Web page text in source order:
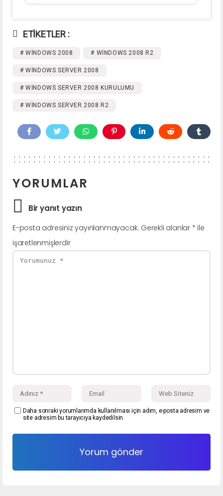
ETİKETLER :
# WINDOWS 2008 # WINDOWS 2008 R2
# WINDOWS SERVER 2008
# WINDOWS SERVER 2008 KURULUMU
# WINDOWS SERVER 2008 R2
YORUMLAR
Bir yanıt yazın
E-posta adresiniz yayınlanmayacak. Gerekli alanlar * ile
işaretlenmişlerdir
Daha sonraki yorumlarımda kullanılması için adım, e-posta adresim ve
site adresim bu tarayıcıya kaydedilsin.